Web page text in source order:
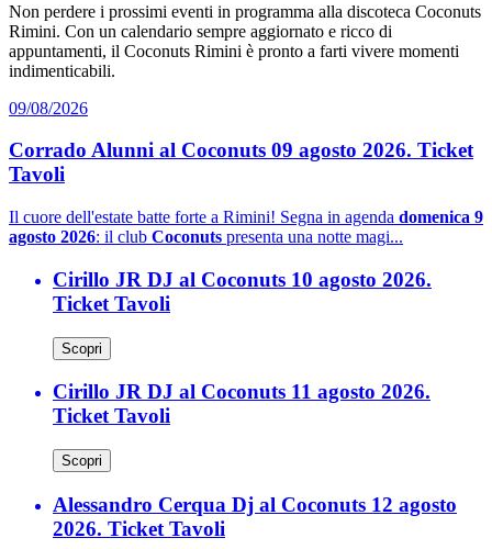
Non perdere i prossimi eventi in programma alla discoteca Coconuts
Rimini. Con un calendario sempre aggiornato e ricco di
appuntamenti, il Coconuts Rimini è pronto a farti vivere momenti
indimenticabili.
09/08/2026
Corrado Alunni al Coconuts 09 agosto 2026. Ticket
Tavoli
Il cuore dell'estate batte forte a Rimini! Segna in agenda domenica 9
agosto 2026: il club Coconuts presenta una notte magi...
Cirillo JR DJ al Coconuts 10 agosto 2026.
Ticket Tavoli
Scopri
Cirillo JR DJ al Coconuts 11 agosto 2026.
Ticket Tavoli
Scopri
Alessandro Cerqua Dj al Coconuts 12 agosto
2026. Ticket Tavoli